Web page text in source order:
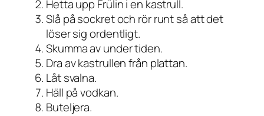
Hetta upp Frülin i en kastrull.
Slå på sockret och rör runt så att det
löser sig ordentligt.
Skumma av under tiden.
Dra av kastrullen från plattan.
Låt svalna.
Häll på vodkan.
Buteljera.